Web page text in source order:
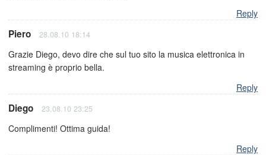
Reply
Piero 28.08.10 18:14
Grazie Diego, devo dire che sul tuo sito la musica elettronica in
streaming è proprio bella.
Reply
Diego 23.08.10 23:25
Complimenti! Ottima guida!
Reply